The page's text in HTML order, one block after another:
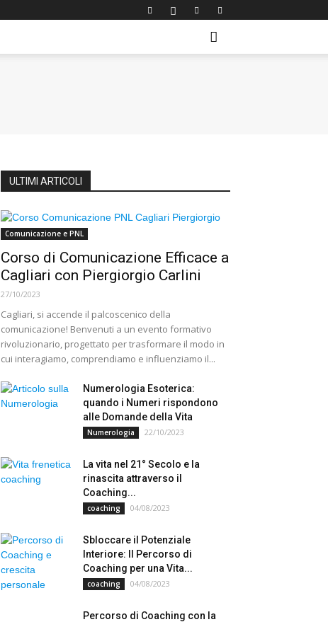
ULTIMI ARTICOLI
Comunicazione e PNL
Corso di Comunicazione Efficace a
Cagliari con Piergiorgio Carlini
27/10/2023
Cagliari, si accende il palcoscenico della
comunicazione! Benvenuti a un evento formativo
rivoluzionario, progettato per trasformare il modo in
cui interagiamo, comprendiamo e influenziamo il...
Numerologia Esoterica:
quando i Numeri rispondono
alle Domande della Vita
Numerologia 22/10/2023
La vita nel 21° Secolo e la
rinascita attraverso il
Coaching...
coaching 04/08/2023
Sbloccare il Potenziale
Interiore: Il Percorso di
Coaching per una Vita...
coaching 04/08/2023
Percorso di Coaching con la